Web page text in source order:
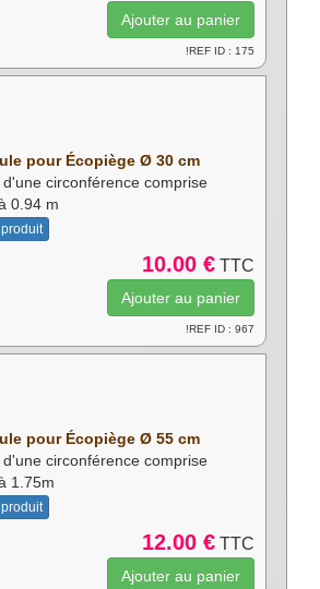
!REF ID : 175
pour Écopiège Ø 30 cm
circonférence comprise
0.94 m
10.00 € TTC
!REF ID : 967
pour Écopiège Ø 55 cm
circonférence comprise
1.75m
12.00 € TTC